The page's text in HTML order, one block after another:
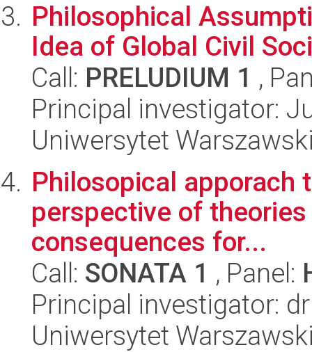
Philosophical
Idea of Global Civil
Call: PRELUDIUM 1 ,
Principal investigator:
Uniwersytet
Philosopical apporach
perspective of
consequences for...
Call: SONATA 1 , Panel:
Principal investigator:
Uniwersytet